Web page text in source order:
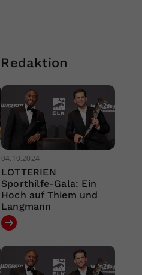
04.10.2024
LOTTERIEN
Sporthilfe-Gala: Ein
Hoch auf Thiem und
Langmann